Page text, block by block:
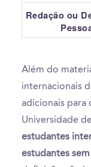
Redação ou
Além do
internacionais
adicionais para
Universidade
estudantes
estudantes